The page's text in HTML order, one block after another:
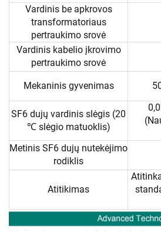
Vardinis be apkrovos
transformatoriaus
pertraukimo srovė
Vardinis kabelio įkrovimo
pertraukimo srovė
Mekaninis gyvenimas
SF6 dujų vardinis slėgis (20
℃ slėgio matuoklis)
Metinis SF6 dujų nutekėjimo
rodiklis
Atitikimas